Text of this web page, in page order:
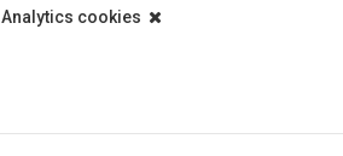
Analytics cookies